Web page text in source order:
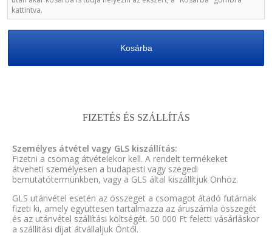
kattintva.
Kosárba
FIZETÉS ÉS SZÁLLÍTÁS
Személyes átvétel vagy GLS kiszállítás:
Fizetni a csomag átvételekor kell. A rendelt termékeket
átveheti személyesen a budapesti vagy szegedi
bemutatótermünkben, vagy a GLS által kiszállítjuk Önhöz.
GLS utánvétel esetén az összeget a csomagot átadó futárnak
fizeti ki, amely együttesen tartalmazza az áruszámla összegét
és az utánvétel szállítási költségét. 50 000 Ft feletti vásárláskor
a szállítási díjat átvállaljuk Öntől.